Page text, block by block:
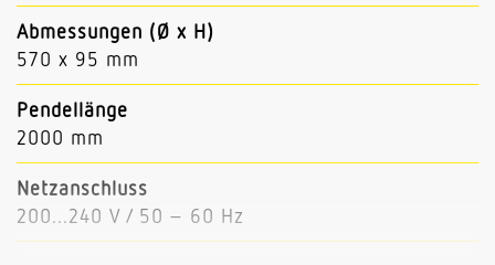
Abmessungen (Ø x H)
570 x 95 mm
Pendellänge
2000 mm
Netzanschluss
200...240 V / 50 – 60 Hz